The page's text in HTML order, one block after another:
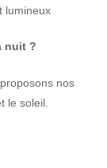
nuit ?
nos
le soleil.